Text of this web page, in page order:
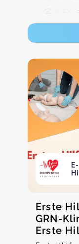
Max.
Erste
GRN-
Erste